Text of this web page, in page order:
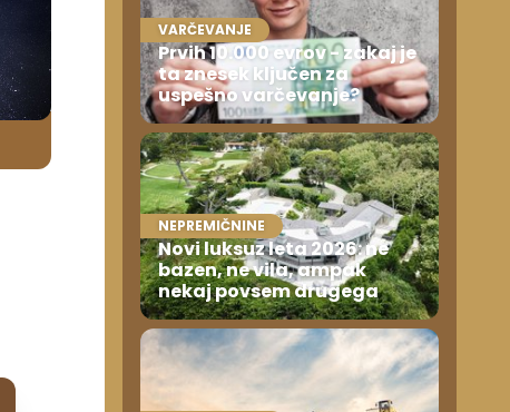
VARČEVANJE
Prvih 10.000 evrov - zakaj je
ta znesek ključen za
uspešno varčevanje?
NEPREMIČNINE
Novi luksuz leta 2026: ne
bazen, ne vila, ampak
nekaj povsem drugega